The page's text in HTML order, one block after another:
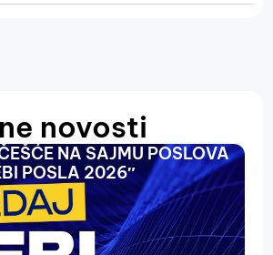
novosti
NA SAJMU POSLOVA
POSLA 2026″